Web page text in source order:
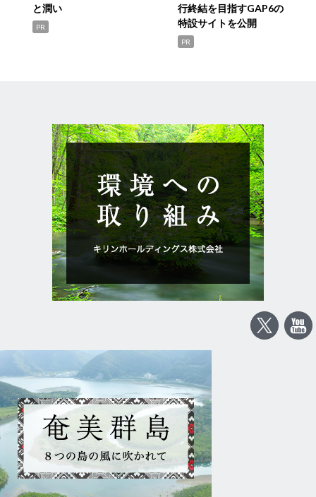
と潤い
PR
行終結を目指すGAP6の
特設サイトを公開
PR